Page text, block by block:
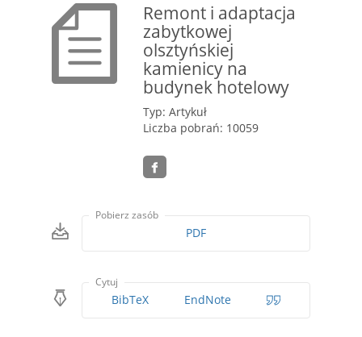
Remont i adaptacja
zabytkowej
olsztyńskiej
kamienicy na
budynek hotelowy
Typ: Artykuł
Liczba pobrań: 10059
Pobierz zasób
PDF
Cytuj
BibTeX EndNote